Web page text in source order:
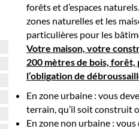
forêts et d’espaces
zones naturelles et les
particulières pour les
Votre maison, votre
200 mètres de bois, forêt,
l’obligation de
En zone urbaine : vous
terrain, qu’il soit construit
En zone non urbaine :